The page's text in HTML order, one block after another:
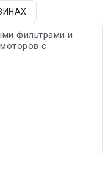
фильтрами и
с